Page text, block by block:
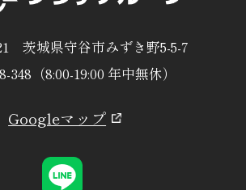
茨城県守谷市みずき野5-5-7
348（8:00-19:00 年中無休）
Googleマップ